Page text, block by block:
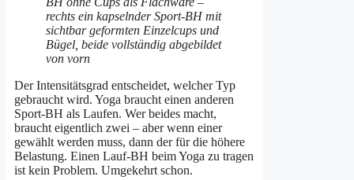
Der Intensitätsgrad entscheidet, welcher Typ
gebraucht wird. Yoga braucht einen anderen
Sport-BH als Laufen. Wer beides macht,
braucht eigentlich zwei – aber wenn einer
gewählt werden muss, dann der für die höhere
Belastung. Einen Lauf-BH beim Yoga zu tragen
ist kein Problem. Umgekehrt schon.